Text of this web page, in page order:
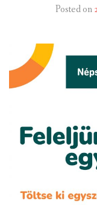
INFORMÁCIÓK
GALÉRIA
LETÖLTHETŐ
VÁLASZTÁS 2026
Posted on